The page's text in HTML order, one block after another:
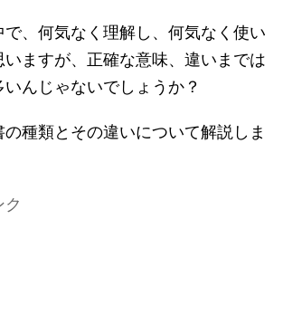
、何気なく理解し、何気なく使い
ますが、正確な意味、違いまでは
んじゃないでしょうか？
種類とその違いについて解説しま
ク